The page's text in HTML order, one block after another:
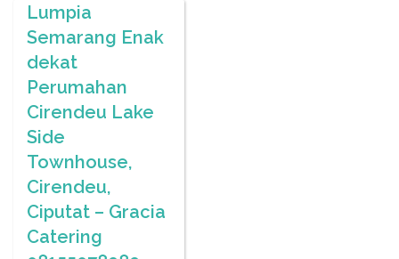
Lumpia
Semarang Enak
dekat
Perumahan
Cirendeu Lake
Side
Townhouse,
Cirendeu,
Ciputat – Gracia
Catering